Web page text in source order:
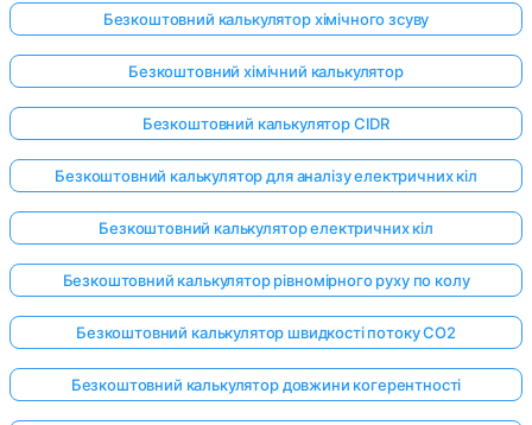
Безкоштовний калькулятор хімічного зсуву
Безкоштовний хімічний калькулятор
Безкоштовний калькулятор CIDR
Безкоштовний калькулятор для аналізу електричних кіл
Безкоштовний калькулятор електричних кіл
Безкоштовний калькулятор рівномірного руху по колу
Безкоштовний калькулятор швидкості потоку CO2
Безкоштовний калькулятор довжини когерентності